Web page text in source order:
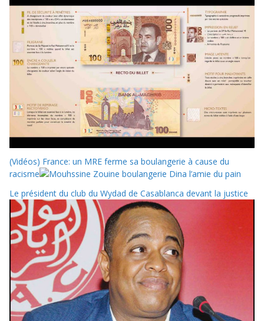
(Vidéos) France: un MRE ferme sa boulangerie à cause du
racisme
Le président du club du Wydad de Casablanca devant la justice